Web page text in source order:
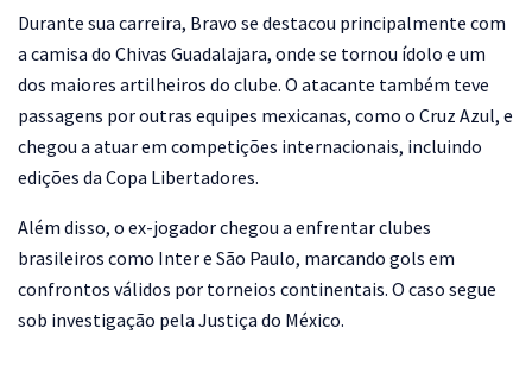
Durante sua carreira, Bravo se destacou principalmente com
a camisa do Chivas Guadalajara, onde se tornou ídolo e um
dos maiores artilheiros do clube. O atacante também teve
passagens por outras equipes mexicanas, como o Cruz Azul, e
chegou a atuar em competições internacionais, incluindo
edições da Copa Libertadores.
Além disso, o ex-jogador chegou a enfrentar clubes
brasileiros como Inter e São Paulo, marcando gols em
confrontos válidos por torneios continentais. O caso segue
sob investigação pela Justiça do México.